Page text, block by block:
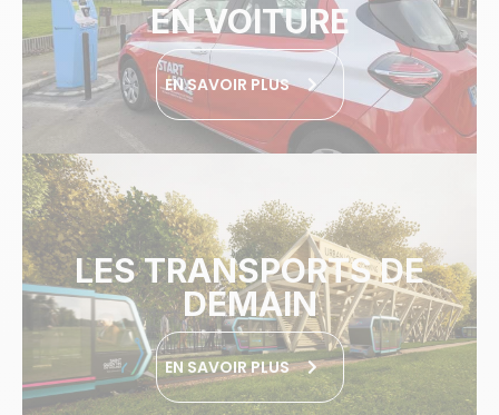
EN VOITURE
EN SAVOIR PLUS
LES TRANSPORTS DE
DEMAIN
EN SAVOIR PLUS